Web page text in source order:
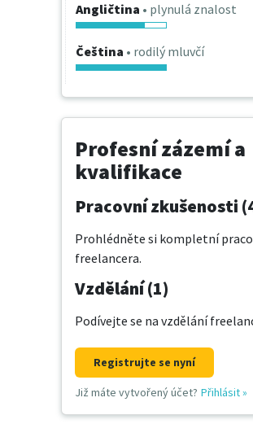
Angličtina • plynulá znalost
Čeština • rodilý mluvčí
Profesní zázemí a
kvalifikace
Pracovní zkušenosti
Prohlédněte si kompletní
freelancera.
Vzdělání (1)
Podívejte se na vzdělání
Registrujte se nyní
Již máte vytvořený účet? Přihlásit»